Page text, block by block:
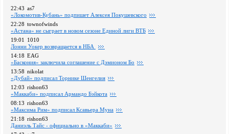
22:43 as7
«Локомотив-Кубань» подпишет Алексея Покушевского
22:28 townofwinds
«Астана» не сыграет в новом сезоне Единой лиги ВТБ
19:01
1010
Лонни Уокер возвращается в НБА
14:18 EAG
«Баскония» заключила соглашение с Дэмионом Бо
13:58 nikolat
«Дубай» подписал Торнике Шенгелия
12:03 rishon63
«Маккаби» подписал Армандо Бэйкота
08:13 rishon63
«Максима Рим» подписал Ксавьера Муна
21:18 rishon63
Даниэль Тайс - официально в «Маккаби»